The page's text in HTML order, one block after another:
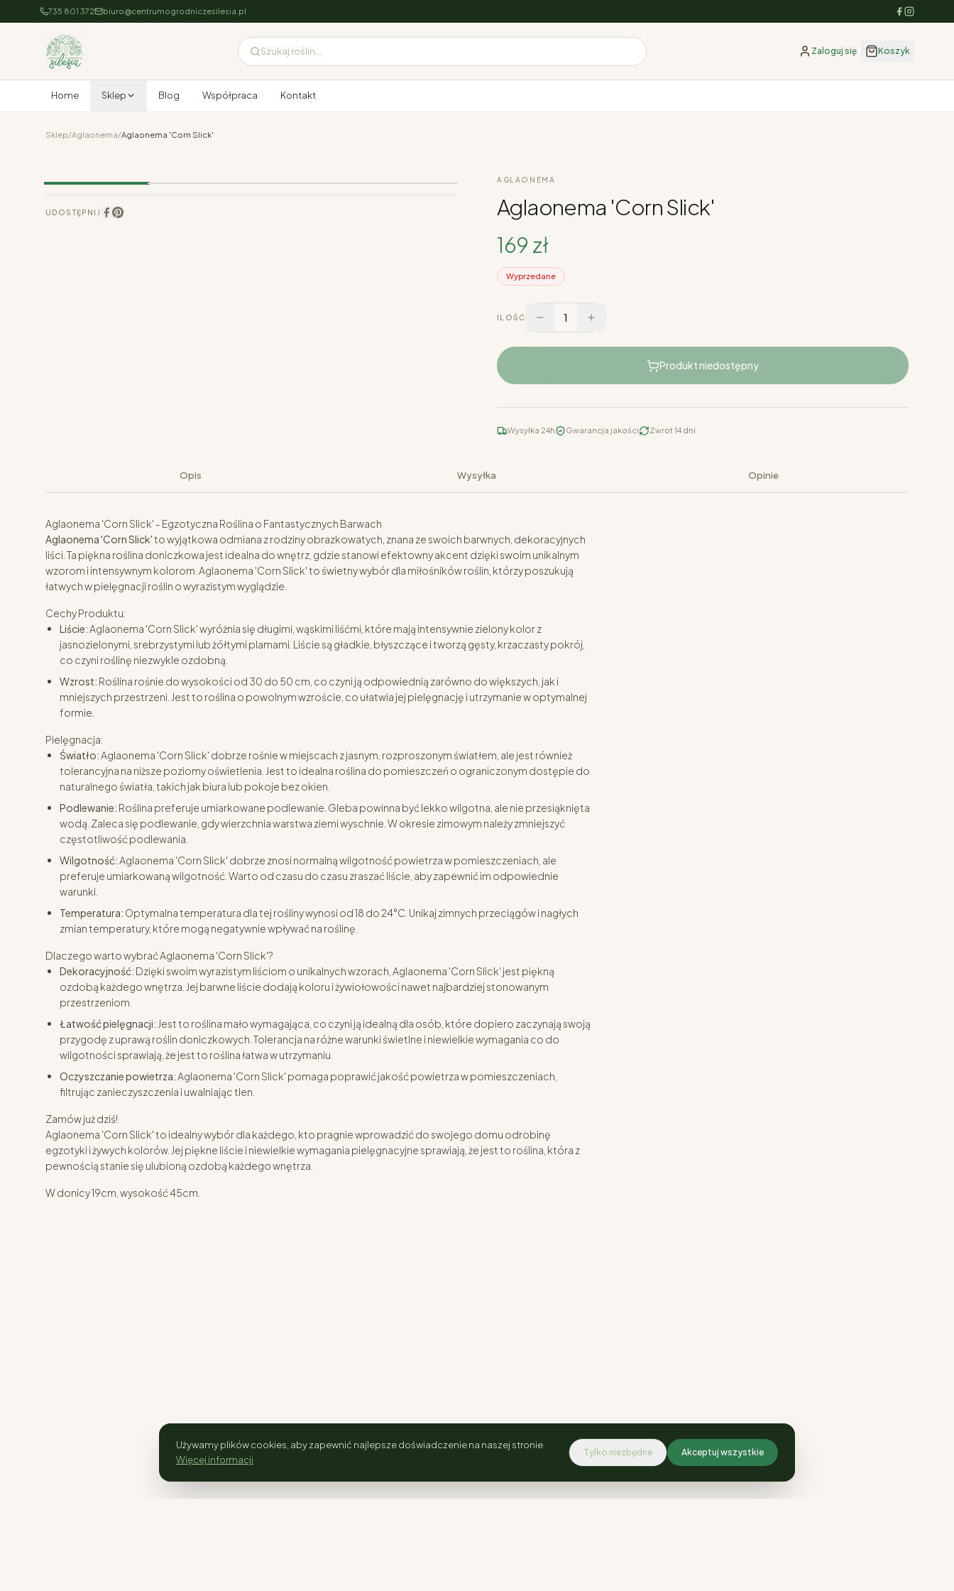
735 801 372 biuro@centrumogrodniczesilesia.pl
Szukaj roślin... Zaloguj się Koszyk
Home Sklep Blog Współpraca Kontakt
Sklep/Aglaonema/Aglaonema 'Corn Slick'
UDOSTĘPNIJ
AGLAONEMA
Aglaonema 'Corn Slick'
169 zł
Wyprzedane
ILOŚĆ 1
Produkt niedostępny
Wysyłka 24h Gwarancja jakości Zwrot 14 dni
Opis Wysyłka Opinie
Aglaonema 'Corn Slick' - Egzotyczna Roślina o Fantastycznych Barwach
Aglaonema 'Corn Slick'to wyjątkowa odmiana z rodziny obrazkowatych, znana ze swoich barwnych, dekoracyjnych
liści. Ta piękna roślina doniczkowa jest idealna do wnętrz, gdzie stanowi efektowny akcent dzięki swoim unikalnym
wzorom i intensywnym kolorom. Aglaonema 'Corn Slick' to świetny wybór dla miłośników roślin, którzy poszukują
łatwych w pielęgnacji roślin o wyrazistym wyglądzie.
Cechy Produktu:
Liście:Aglaonema 'Corn Slick' wyróżnia się długimi, wąskimi liśćmi, które mają intensywnie zielony kolor z
jasnozielonymi, srebrzystymi lub żółtymi plamami. Liście są gładkie, błyszczące i tworzą gęsty, krzaczasty pokrój,
co czyni roślinę niezwykle ozdobną.
Wzrost: Roślina rośnie do wysokości od 30 do 50 cm, co czyni ją odpowiednią zarówno do większych, jak i
mniejszych przestrzeni. Jest to roślina o powolnym wzroście, co ułatwia jej pielęgnację i utrzymanie w optymalnej
formie.
Pielęgnacja:
Światło:Aglaonema 'Corn Slick' dobrze rośnie w miejscach z jasnym, rozproszonym światłem, ale jest również
tolerancyjna na niższe poziomy oświetlenia. Jest to idealna roślina do pomieszczeń o ograniczonym dostępie do
naturalnego światła, takich jak biura lub pokoje bez okien.
Podlewanie: Roślina preferuje umiarkowane podlewanie. Gleba powinna być lekko wilgotna, ale nie przesiąknięta
wodą. Zaleca się podlewanie, gdy wierzchnia warstwa ziemi wyschnie. W okresie zimowym należy zmniejszyć
częstotliwość podlewania.
Wilgotność:Aglaonema 'Corn Slick' dobrze znosi normalną wilgotność powietrza w pomieszczeniach, ale
preferuje umiarkowaną wilgotność. Warto od czasu do czasu zraszać liście, aby zapewnić im odpowiednie
warunki.
Temperatura: Optymalna temperatura dla tej rośliny wynosi od 18 do 24°C. Unikaj zimnych przeciągów i nagłych
zmian temperatury, które mogą negatywnie wpływać na roślinę.
Dlaczego warto wybrać Aglaonema 'Corn Slick'?
Dekoracyjność: Dzięki swoim wyrazistym liściom o unikalnych wzorach, Aglaonema 'Corn Slick' jest piękną
ozdobą każdego wnętrza. Jej barwne liście dodają koloru i żywiołowości nawet najbardziej stonowanym
przestrzeniom.
Łatwość pielęgnacji: Jest to roślina mało wymagająca, co czyni ją idealną dla osób, które dopiero zaczynają swoją
przygodę z uprawą roślin doniczkowych. Tolerancja na różne warunki świetlne i niewielkie wymagania co do
wilgotności sprawiają, że jest to roślina łatwa w utrzymaniu.
Oczyszczanie powietrza:Aglaonema 'Corn Slick' pomaga poprawić jakość powietrza w pomieszczeniach,
filtrując zanieczyszczenia i uwalniając tlen.
Zamów już dziś!
Aglaonema 'Corn Slick' to idealny wybór dla każdego, kto pragnie wprowadzić do swojego domu odrobinę
egzotyki i żywych kolorów. Jej piękne liście i niewielkie wymagania pielęgnacyjne sprawiają, że jest to roślina, która z
pewnością stanie się ulubioną ozdobą każdego wnętrza.
W donicy 19cm, wysokość 45cm.
Używamy plików cookies, aby zapewnić najlepsze doświadczenie na naszej stronie.
Więcej informacji
Tylko niezbędne Akceptuj wszystkie